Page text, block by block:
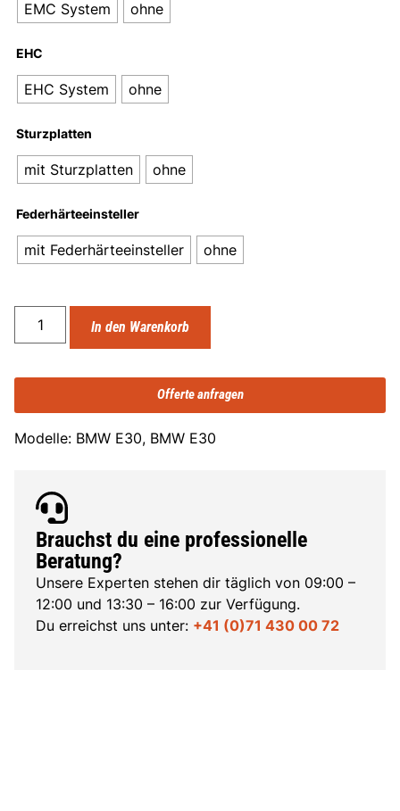
EMC System ohne
EHC
EHC System ohne
Sturzplatten
mit Sturzplatten ohne
Federhärteeinsteller
mit Federhärteeinsteller ohne
In den Warenkorb
Offerte anfragen
Modelle: BMW E30, BMW E30
Brauchst du eine professionelle
Beratung?
Unsere Experten stehen dir täglich von 09:00 –
12:00 und 13:30 – 16:00 zur Verfügung.
Du erreichst uns unter: +41 (0)71 430 00 72